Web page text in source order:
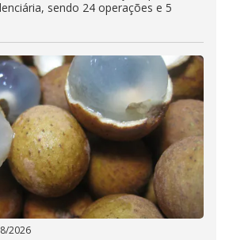
sendo 24 operações e 5
2026